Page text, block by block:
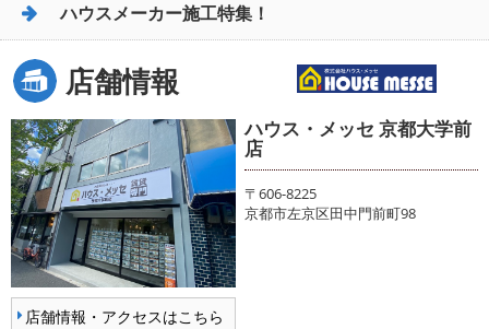
ハウスメーカー施工特集！
店舗情報
店舗情報・アクセスはこちら
ハウス・メッセ 京都大学前
店
〒606-8225
京都市左京区田中門前町98